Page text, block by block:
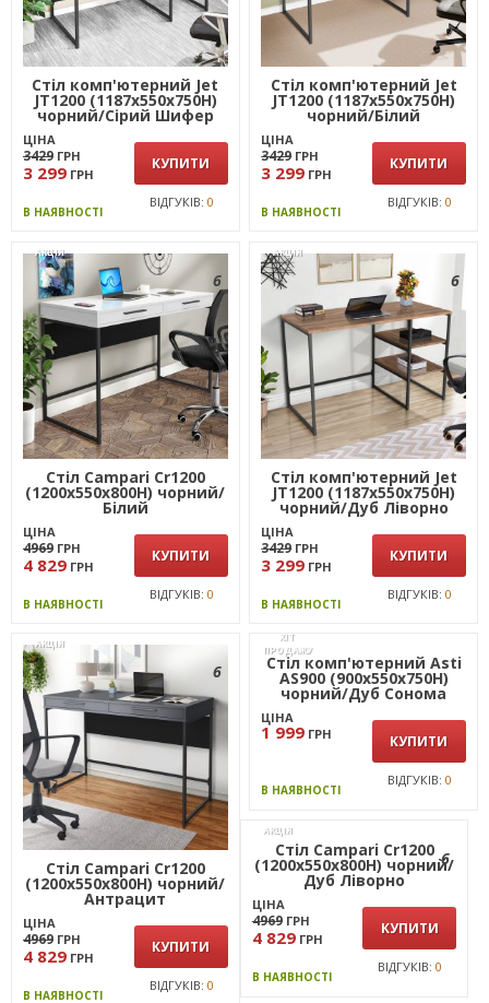
Стіл комп'ютерний Jet
JT1200 (1187х550х750Н)
чорний/Сірий Шифер
ЦІНА
3429 ГРН
3 299 ГРН
КУПИТИ
В НАЯВНОСТІ
ВІДГУКІВ: 0
Стіл комп'ютерний Jet
JT1200 (1187х550х750Н)
чорний/Білий
ЦІНА
3429 ГРН
3 299 ГРН
КУПИТИ
В НАЯВНОСТІ
ВІДГУКІВ: 0
АКЦІЯ
6
Стіл Campari Cr1200
(1200х550х800Н) чорний/
Білий
ЦІНА
4969 ГРН
4 829 ГРН
КУПИТИ
В НАЯВНОСТІ
ВІДГУКІВ: 0
АКЦІЯ
6
Стіл комп'ютерний Jet
JT1200 (1187х550х750Н)
чорний/Дуб Ліворно
ЦІНА
3429 ГРН
3 299 ГРН
КУПИТИ
В НАЯВНОСТІ
ВІДГУКІВ: 0
АКЦІЯ
6
Стіл Campari Cr1200
(1200х550х800Н) чорний/
Антрацит
ЦІНА
4969 ГРН
4 829 ГРН
КУПИТИ
В НАЯВНОСТІ
ВІДГУКІВ: 0
ХІТ
ПРОДАЖУ
Стіл комп'ютерний Asti
AS900 (900х550х750Н)
чорний/Дуб Сонома
ЦІНА
1 999 ГРН КУПИТИ